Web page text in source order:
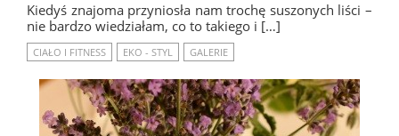
Kiedyś znajoma przyniosła nam trochę suszonych liści –
nie bardzo wiedziałam, co to takiego i […]
CIAŁO I FITNESS EKO - STYL GALERIE